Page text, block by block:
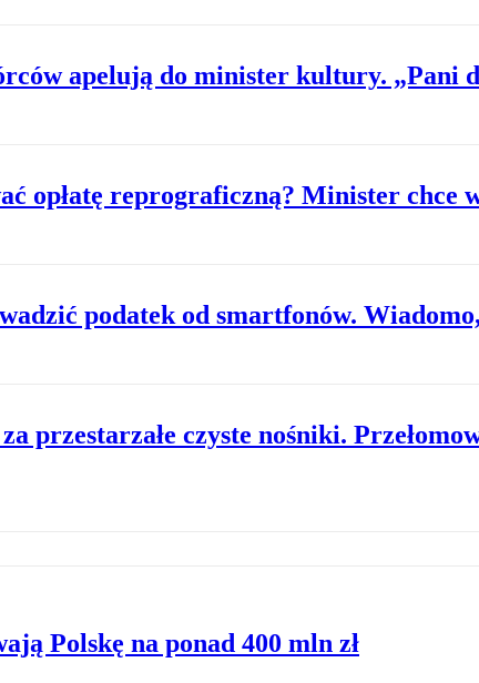
apelują do minister kultury. „Pani
opłatę reprograficzną? Minister chce
podatek od smartfonów.
przestarzałe czyste nośniki.
Polskę na ponad 400 mln zł